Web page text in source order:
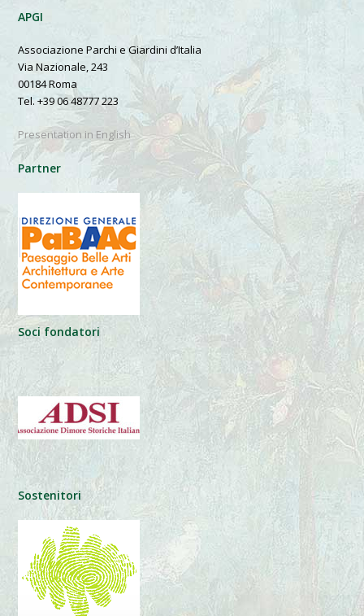
APGI
Associazione Parchi e Giardini d’Italia
Via Nazionale, 243
00184 Roma
Tel. +39 06 48777 223
Presentation in English
Partner
Soci fondatori
Sostenitori